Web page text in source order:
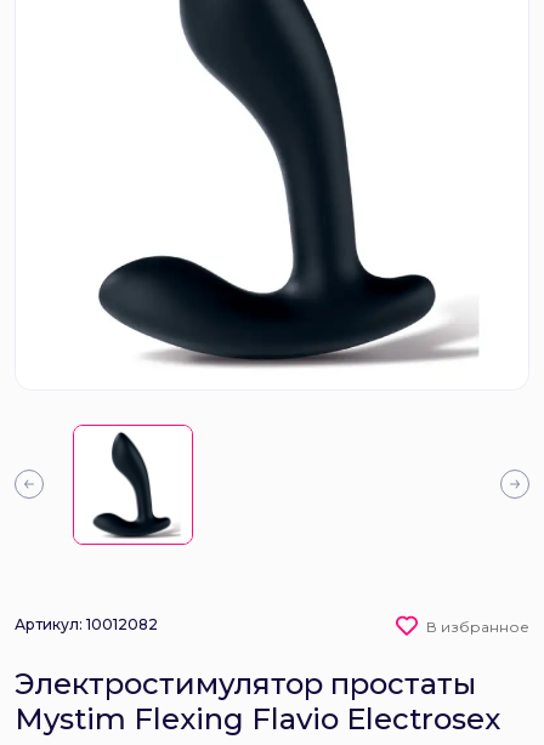
Артикул: 10012082 В избранное
Электростимулятор простаты
Mystim Flexing Flavio Electrosex